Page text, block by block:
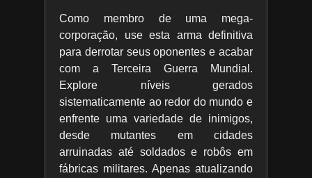
Como membro de uma mega-
corporação, use esta arma definitiva
para derrotar seus oponentes e acabar
com a Terceira Guerra Mundial.
Explore níveis gerados
sistematicamente ao redor do mundo e
enfrente uma variedade de inimigos,
desde mutantes em cidades
arruinadas até soldados e robôs em
fábricas militares. Apenas atualizando